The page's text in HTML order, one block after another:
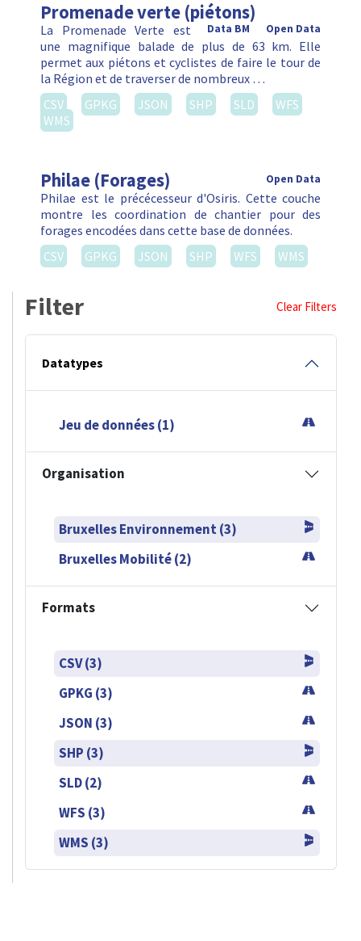
Promenade verte (piétons)
Open Data
Data BM
La Promenade Verte est
une magnifique balade de plus de 63 km. Elle
permet aux piétons et cyclistes de faire le tour de
la Région et de traverser de nombreux …
CSV
GPKG JSON SHP SLD
WFS
WMS
Philae (Forages) Open Data
Philae est le précécesseur d'Osiris. Cette couche
montre les coordination de chantier pour des
forages encodées dans cette base de données.
CSV
GPKG JSON SHP WFS WMS
Filter Clear Filters
Datatypes
Jeu de données (1)
Organisation
Bruxelles Environnement (3)
Bruxelles Mobilité (2)
Formats
CSV (3)
GPKG (3)
JSON (3)
SHP (3)
SLD (2)
WFS (3)
WMS (3)